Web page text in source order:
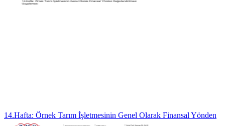
14.Hafta: Örnek Tarım İşletmesinin Genel Olarak Finansal Yönden